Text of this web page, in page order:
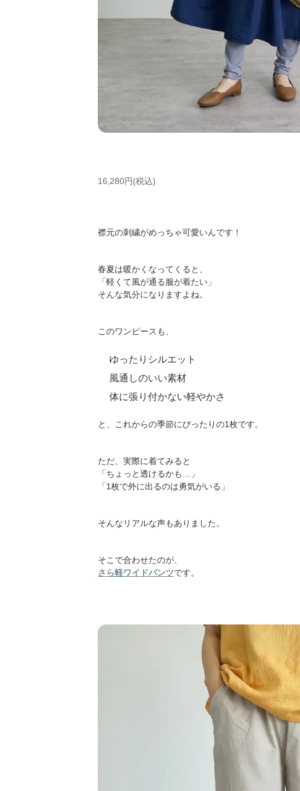
16,280円(税込)
襟元の刺繍がめっちゃ可愛いんです！
春夏は暖かくなってくると、
「軽くて風が通る服が着たい」
そんな気分になりますよね。
このワンピースも、
ゆったりシルエット
風通しのいい素材
体に張り付かない軽やかさ
と、これからの季節にぴったりの1枚です。
ただ、実際に着てみると
「ちょっと透けるかも…」
「1枚で外に出るのは勇気がいる」
そんなリアルな声もありました。
そこで合わせたのが、
さら軽ワイドパンツです。